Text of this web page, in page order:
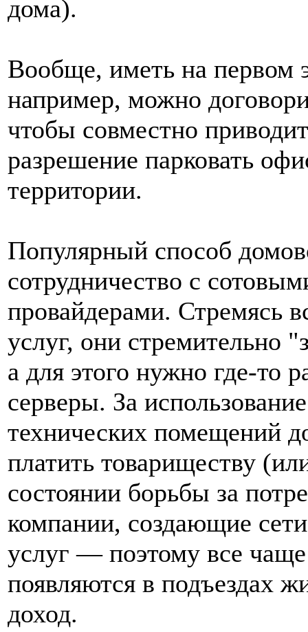
дома).
Вообще, иметь на первом
например, можно
чтобы совместно
разрешение парковать
территории.
Популярный способ
сотрудничество с
провайдерами. Стремясь
услуг, они
а для этого нужно где-то
серверы. За
технических помещений
платить товариществу
состоянии борьбы за
компании, создающие
услуг — поэтому все
появляются в подъездах
доход.